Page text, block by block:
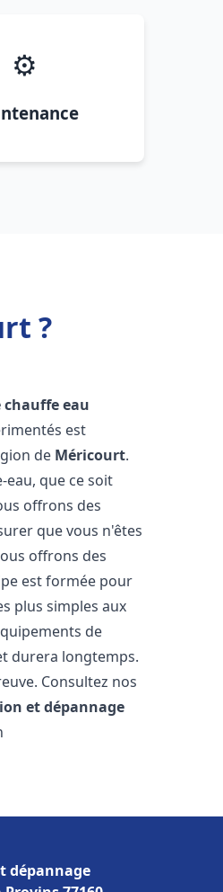
⚙️
?
eau
est
de Méricourt.
que ce soit
offrons des
que vous n'êtes
offrons des
est formée pour
plus simples aux
de
durera longtemps.
Consultez nos
et dépannage
dépannage